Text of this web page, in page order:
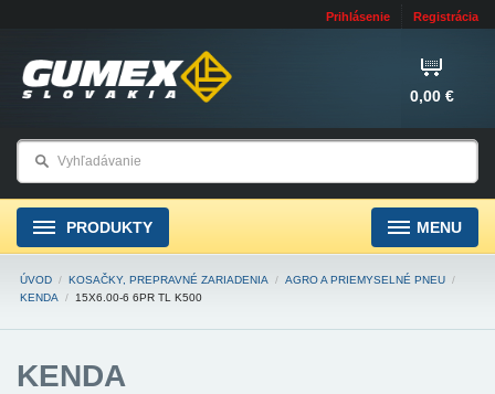
Prihlásenie Registrácia
0,00 €
PRODUKTY MENU
ÚVOD / KOSAČKY, PREPRAVNÉ ZARIADENIA / AGRO A PRIEMYSELNÉ PNEU /
KENDA
/ 15X6.00-6 6PR TL K500
KENDA